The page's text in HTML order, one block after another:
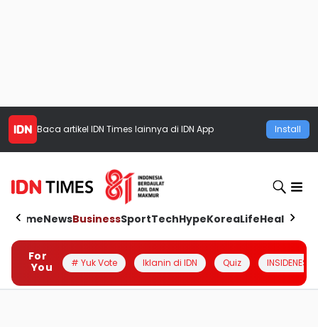
Baca artikel IDN Times lainnya di IDN App Install
HomeNewsBusinessSportTechHypeKoreaLifeHealth
For
You
# Yuk Vote Iklanin di IDN Quiz INSIDENESIA